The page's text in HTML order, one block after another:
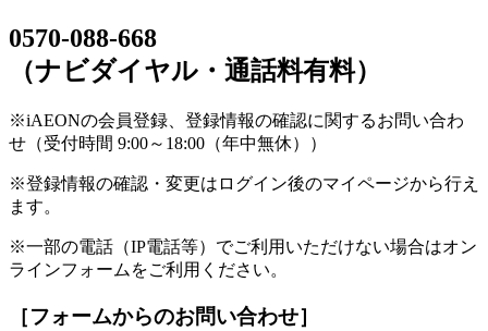
0570-088-668
（ナビダイヤル・通話料有料）
※iAEONの会員登録、登録情報の確認に関するお問い合わ
せ（受付時間 9:00～18:00（年中無休））
※登録情報の確認・変更はログイン後のマイページから行え
ます。
※一部の電話（IP電話等）でご利用いただけない場合はオン
ラインフォームをご利用ください。
［フォームからのお問い合わせ］